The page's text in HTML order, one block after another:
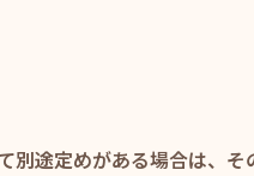
途定めがある場合は、そ